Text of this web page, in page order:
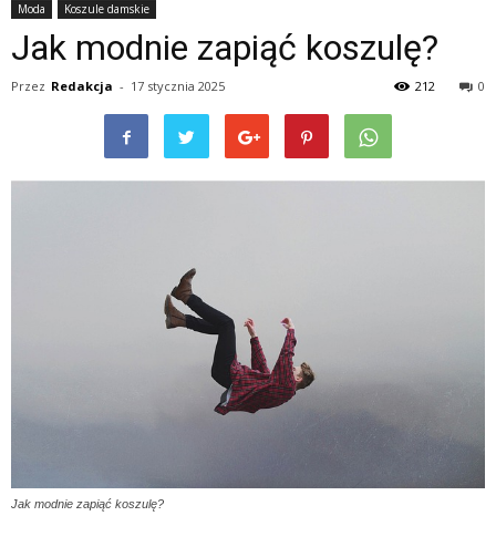
Moda Koszule damskie
Jak modnie zapiąć koszulę?
Przez Redakcja - 17 stycznia 2025 0
212
Jak modnie zapiąć koszulę?